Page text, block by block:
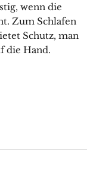
wenn die
Zum Schlafen
Schutz, man
die Hand.